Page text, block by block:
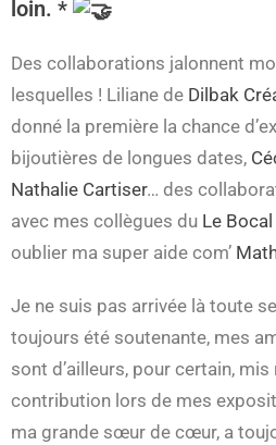
loin. *
Des collaborations jalonnent
lesquelles ! Liliane de Dilbak
donné la première la chance
bijoutières de longues dates,
Nathalie Cartiser… des
avec mes collègues du Le
oublier ma super aide com’
Je ne suis pas arrivée là toute
toujours été soutenante, mes
sont d’ailleurs, pour certain,
contribution lors de mes
ma grande sœur de cœur, a